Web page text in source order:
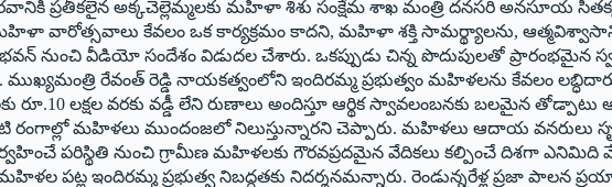
ప్రతీకలైన అక్కచెల్లెమ్మలకు మహిళా శిశు సంక్షేమ శాఖ మంత్రి దనసరి అనసూయ
వారోత్సవాలు కేవలం ఒక కార్యక్రమం కాదని, మహిళా శక్తి సామర్థ్యాలను,
నుంచి వీడియో సందేశం విడుదల చేశారు. ఒకప్పుడు చిన్న పొదుపులతో
రేవంత్ రెడ్డి నాయకత్వంలోని ఇందిరమ్మ ప్రభుత్వం మహిళలను కేవలం
లక్షల వరకు వడ్డీ లేని రుణాలు అందిస్తూ ఆర్థిక స్వావలంబనకు బలమైన తోడ్పాటు
రంగాల్లో మహిళలు ముందంజలో నిలుస్తున్నారని చెప్పారు. మహిళలు ఆదాయ వనరులు
పరిస్థితి నుంచి గ్రామీణ మహిళలకు గౌరవప్రదమైన వేదికలు కల్పించే దిశగా
పట్ల ఇందిరమ్మ ప్రభుత్వ నిబద్ధతకు నిదర్శనమన్నారు. రెండున్నరేళ్ల ప్రజా పాలన